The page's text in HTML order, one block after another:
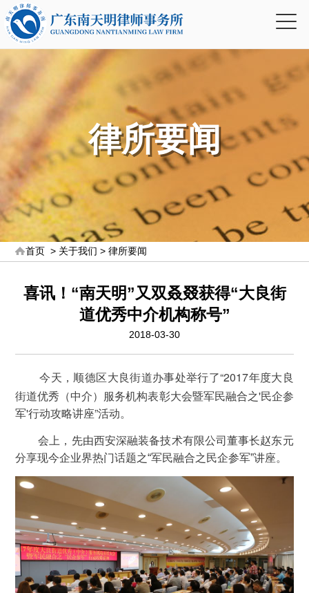
律所要闻
首页 > 关于我们 >律所要闻
喜讯！“南天明”又双叒叕获得“大良街
道优秀中介机构称号”
2018-03-30
今天，顺德区大良街道办事处举行了“2017年度大良
街道优秀（中介）服务机构表彰大会暨军民融合之'民企参
军'行动攻略讲座”活动。
会上，先由西安深融装备技术有限公司董事长赵东元
分享现今企业界热门话题之“军民融合之民企参军”讲座。